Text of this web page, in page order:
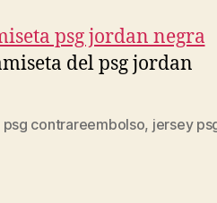
psg contrareembolso, jersey